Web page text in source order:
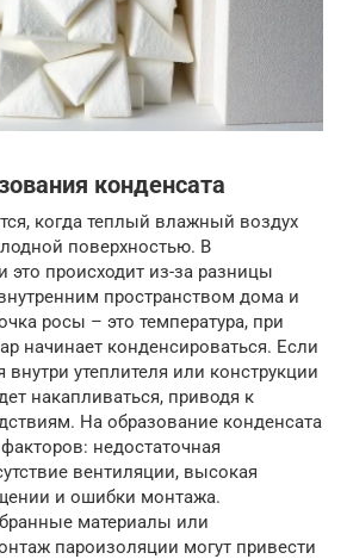
конденсата
когда теплый влажный воздух
поверхностью. В
это происходит из-за разницы
пространством дома и
росы – это температура, при
начинает конденсироваться. Если
внутри утеплителя или конструкции
накапливаться, приводя к
На образование конденсата
недостаточная
вентиляции, высокая
и ошибки монтажа.
материалы или
пароизоляции могут привести